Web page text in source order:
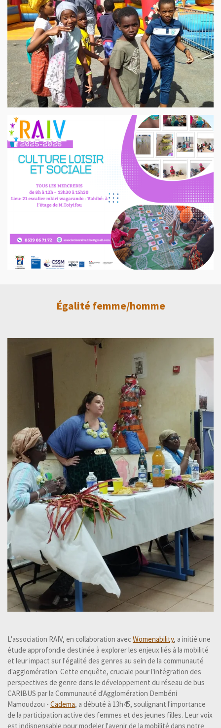
Égalité femme/homme
L'association RAIV, en collaboration avecWomenability, a initié une
étude approfondie destinée à explorer les enjeux liés à la mobilité
et leur impact sur l'égalité des genres au sein de la communauté
d'agglomération. Cette enquête, cruciale pour l'intégration des
perspectives de genre dans le développement du réseau de bus
CARIBUS par la Communauté d'Agglomération Dembéni
Mamoudzou - Cadema, a débuté à 13h45, soulignant l'importance
de la participation active des femmes et des jeunes filles. Leur voix
est indispensable pour modeler l'avenir de la mobilité dans notre